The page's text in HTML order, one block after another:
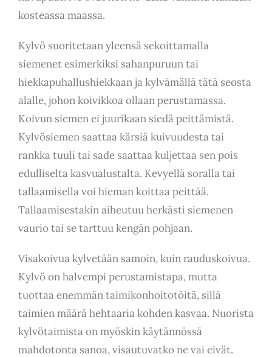
kosteassa maassa.
Kylvö suoritetaan yleensä sekoittamalla
siemenet esimerkiksi sahanpuruun tai
hiekkapuhallushiekkaan ja kylvämällä tätä seosta
alalle, johon koivikkoa ollaan perustamassa.
Koivun siemen ei juurikaan siedä peittämistä.
Kylvösiemen saattaa kärsiä kuivuudesta tai
rankka tuuli tai sade saattaa kuljettaa sen pois
edulliselta kasvualustalta. Kevyellä soralla tai
tallaamisella voi hieman koittaa peittää.
Tallaamisestakin aiheutuu herkästi siemenen
vaurio tai se tarttuu kengän pohjaan.
Visakoivua kylvetään samoin, kuin rauduskoivua.
Kylvö on halvempi perustamistapa, mutta
tuottaa enemmän taimikonhoitotöitä, sillä
taimien määrä hehtaaria kohden kasvaa. Nuorista
kylvötaimista on myöskin käytännössä
mahdotonta sanoa, visautuvatko ne vai eivät.